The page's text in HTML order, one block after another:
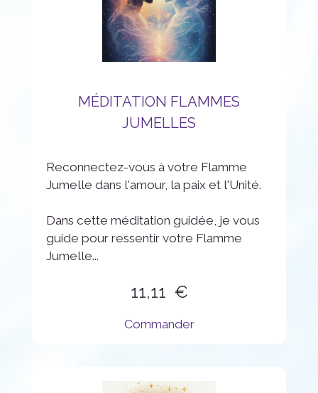
MÉDITATION FLAMMES
JUMELLES
Reconnectez-vous à votre Flamme
Jumelle dans l'amour, la paix et l'Unité.
Dans cette méditation guidée, je vous
guide pour ressentir votre Flamme
Jumelle...
11,11
Commander